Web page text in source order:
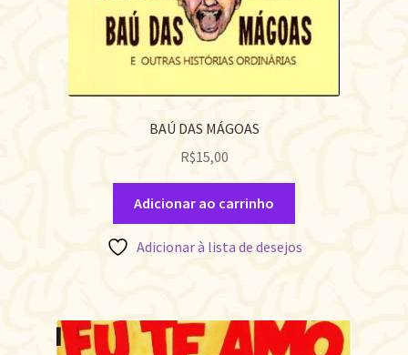
BAÚ DAS MÁGOAS
R$15,00
Adicionar ao carrinho
Adicionar à lista de desejos